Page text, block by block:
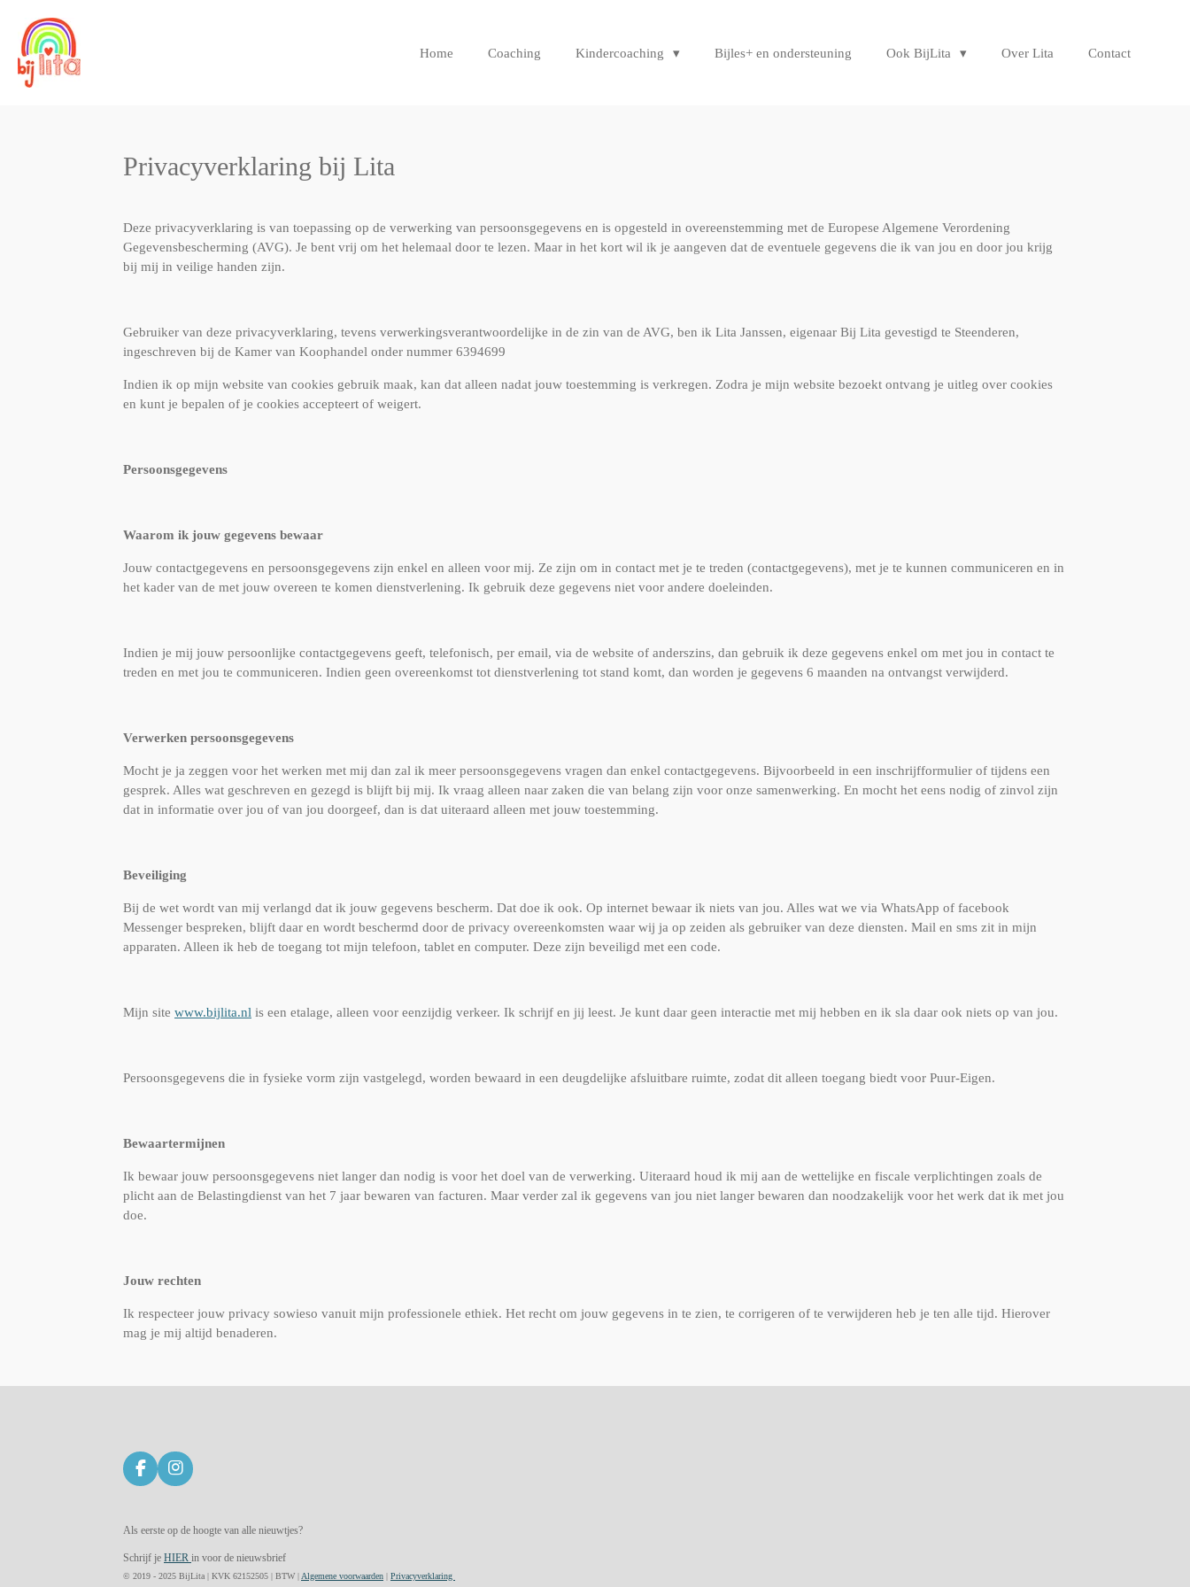
direct
naar
de
Home Coaching Kindercoaching Bijles+ en ondersteuning Ook BijLita Over Lita Contact
Privacyverklaring bij Lita
Deze privacyverklaring is van toepassing op de verwerking van persoonsgegevens en is opgesteld in overeenstemming met de Europese Algemene Verordening
Gegevensbescherming (AVG). Je bent vrij om het helemaal door te lezen. Maar in het kort wil ik je aangeven dat de eventuele gegevens die ik van jou en door jou krijg
bij mij in veilige handen zijn.
Gebruiker van deze privacyverklaring, tevens verwerkingsverantwoordelijke in de zin van de AVG, ben ik Lita Janssen, eigenaar Bij Lita gevestigd te Steenderen,
ingeschreven bij de Kamer van Koophandel onder nummer 6394699
Indien ik op mijn website van cookies gebruik maak, kan dat alleen nadat jouw toestemming is verkregen. Zodra je mijn website bezoekt ontvang je uitleg over cookies
en kunt je bepalen of je cookies accepteert of weigert.
Persoonsgegevens
Waarom ik jouw gegevens bewaar
Jouw contactgegevens en persoonsgegevens zijn enkel en alleen voor mij. Ze zijn om in contact met je te treden (contactgegevens), met je te kunnen communiceren en in
het kader van de met jouw overeen te komen dienstverlening. Ik gebruik deze gegevens niet voor andere doeleinden.
Indien je mij jouw persoonlijke contactgegevens geeft, telefonisch, per email, via de website of anderszins, dan gebruik ik deze gegevens enkel om met jou in contact te
treden en met jou te communiceren. Indien geen overeenkomst tot dienstverlening tot stand komt, dan worden je gegevens 6 maanden na ontvangst verwijderd.
Verwerken persoonsgegevens
Mocht je ja zeggen voor het werken met mij dan zal ik meer persoonsgegevens vragen dan enkel contactgegevens. Bijvoorbeeld in een inschrijfformulier of tijdens een
gesprek. Alles wat geschreven en gezegd is blijft bij mij. Ik vraag alleen naar zaken die van belang zijn voor onze samenwerking. En mocht het eens nodig of zinvol zijn
dat in informatie over jou of van jou doorgeef, dan is dat uiteraard alleen met jouw toestemming.
Beveiliging
Bij de wet wordt van mij verlangd dat ik jouw gegevens bescherm. Dat doe ik ook. Op internet bewaar ik niets van jou. Alles wat we via WhatsApp of facebook
Messenger bespreken, blijft daar en wordt beschermd door de privacy overeenkomsten waar wij ja op zeiden als gebruiker van deze diensten. Mail en sms zit in mijn
apparaten. Alleen ik heb de toegang tot mijn telefoon, tablet en computer. Deze zijn beveiligd met een code.
Mijn site www.bijlita.nl is een etalage, alleen voor eenzijdig verkeer. Ik schrijf en jij leest. Je kunt daar geen interactie met mij hebben en ik sla daar ook niets op van jou.
Persoonsgegevens die in fysieke vorm zijn vastgelegd, worden bewaard in een deugdelijke afsluitbare ruimte, zodat dit alleen toegang biedt voor Puur-Eigen.
Bewaartermijnen
Ik bewaar jouw persoonsgegevens niet langer dan nodig is voor het doel van de verwerking. Uiteraard houd ik mij aan de wettelijke en fiscale verplichtingen zoals de
plicht aan de Belastingdienst van het 7 jaar bewaren van facturen. Maar verder zal ik gegevens van jou niet langer bewaren dan noodzakelijk voor het werk dat ik met jou
doe.
Jouw rechten
Ik respecteer jouw privacy sowieso vanuit mijn professionele ethiek. Het recht om jouw gegevens in te zien, te corrigeren of te verwijderen heb je ten alle tijd. Hierover
mag je mij altijd benaderen.
F
o
o
I
a
g
r
Als eerste op de hoogte van alle nieuwtjes?
Schrijf je HIER in voor de nieuwsbrief
© 2019 - 2025 BijLita | KVK 62152505 | BTW | Algemene voorwaarden | Privacyverklaring